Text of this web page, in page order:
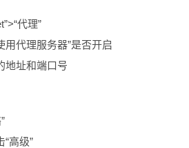
代理”
用代理服务器”是否开启
地址和端口号
高级”